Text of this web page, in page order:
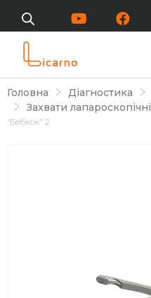
Головна Діагностика
Захвати лапароскопічні
“Бебкок” 2